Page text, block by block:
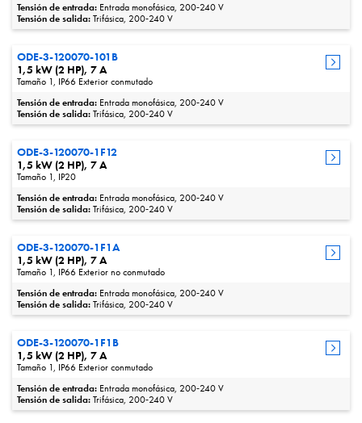
Tensión de entrada: Entrada monofásica, 200‑240 V
Tensión de salida:Trifásica, 200‑240 V
ODE-3-120070-101B
1,5 kW (2 HP), 7 A
Tamaño 1, IP66 Exterior conmutado
Tensión de entrada: Entrada monofásica, 200‑240 V
Tensión de salida:Trifásica, 200‑240 V
ODE-3-120070-1F12
1,5 kW (2 HP), 7 A
Tamaño 1, IP20
Tensión de entrada: Entrada monofásica, 200‑240 V
Tensión de salida:Trifásica, 200‑240 V
ODE-3-120070-1F1A
1,5 kW (2 HP), 7 A
Tamaño 1, IP66 Exterior no conmutado
Tensión de entrada: Entrada monofásica, 200‑240 V
Tensión de salida:Trifásica, 200‑240 V
ODE-3-120070-1F1B
1,5 kW (2 HP), 7 A
Tamaño 1, IP66 Exterior conmutado
Tensión de entrada: Entrada monofásica, 200‑240 V
Tensión de salida:Trifásica, 200‑240 V